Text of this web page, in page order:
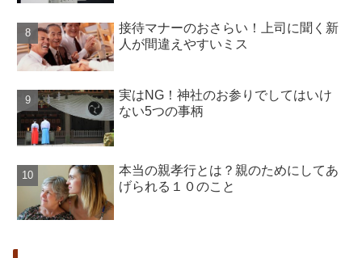
接待マナーのおさらい！上司に聞く新
人が間違えやすいミス
実はNG！神社のお参りでしてはいけ
ない5つの事柄
本当の親孝行とは？親のためにしてあ
げられる１０のこと